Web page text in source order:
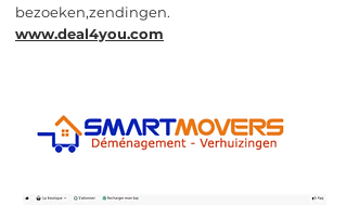
bezoeken,zendingen.
www.deal4you.com